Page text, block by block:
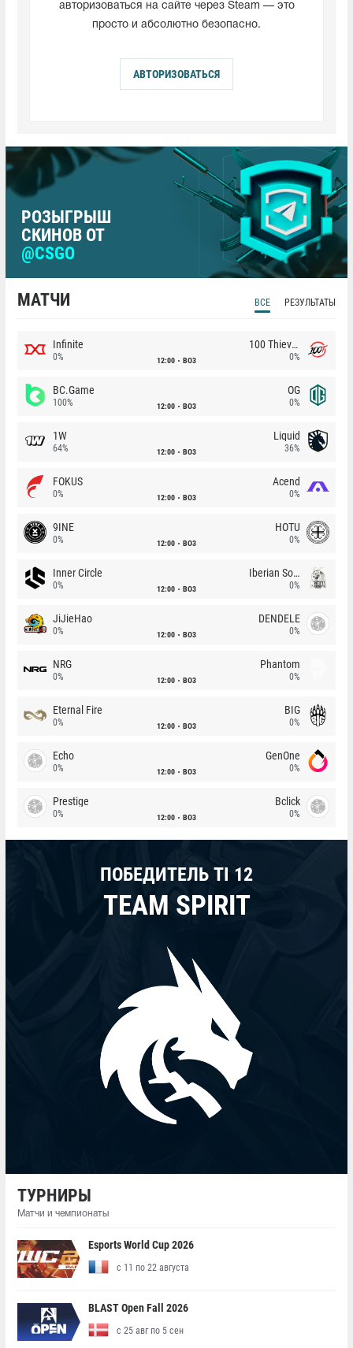
авторизоваться на сайте через Steam — это
просто и абсолютно безопасно.
АВТОРИЗОВАТЬСЯ
РОЗЫГРЫШ
СКИНОВ ОТ
@CSGO
МАТЧИ ВСЕ РЕЗУЛЬТАТЫ
Infinite
0% 12:00 BO3
100 Thieves
0%
BC.Game
100% 12:00 BO3
OG
0%
1W
64% 12:00 BO3
Liquid
36%
FOKUS
0% 12:00 BO3
Acend
0%
9INE
0% 12:00 BO3
HOTU
0%
Inner Circle
0% 12:00 BO3
Iberian Soul
0%
JiJieHao
0% 12:00 BO3
DENDELE
0%
NRG
0% 12:00 BO3
Phantom
0%
Eternal Fire
0% 12:00 BO3
BIG
0%
Echo
0% 12:00 BO3
GenOne
0%
Prestige
0% 12:00 BO3
Bclick
0%
ПОБЕДИТЕЛЬ TI 12
TEAM SPIRIT
ТУРНИРЫ
Матчи и чемпионаты
Esports World Cup 2026
с 11 по 22 августа
BLAST Open Fall 2026
с 25 авг по 5 сен